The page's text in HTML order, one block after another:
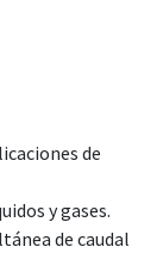
de
y gases.
de caudal